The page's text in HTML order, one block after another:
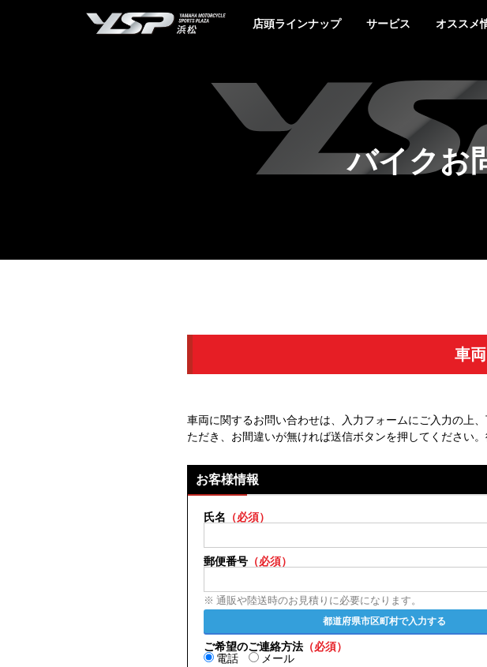
YSP浜松店頭ラインナップ サービス オススメ
バイクお
車
車両に関するお問い合わせは、入力フォームにご入力の上
ただき、お間違いが無ければ送信ボタンを押してください
お客様情報
氏名 （必須）
郵便番号 （必須）
※ 通販や陸送時のお見積りに必要になります。
都道府県市区町村で入力する
ご希望のご連絡方法 （必須）
電話
メール